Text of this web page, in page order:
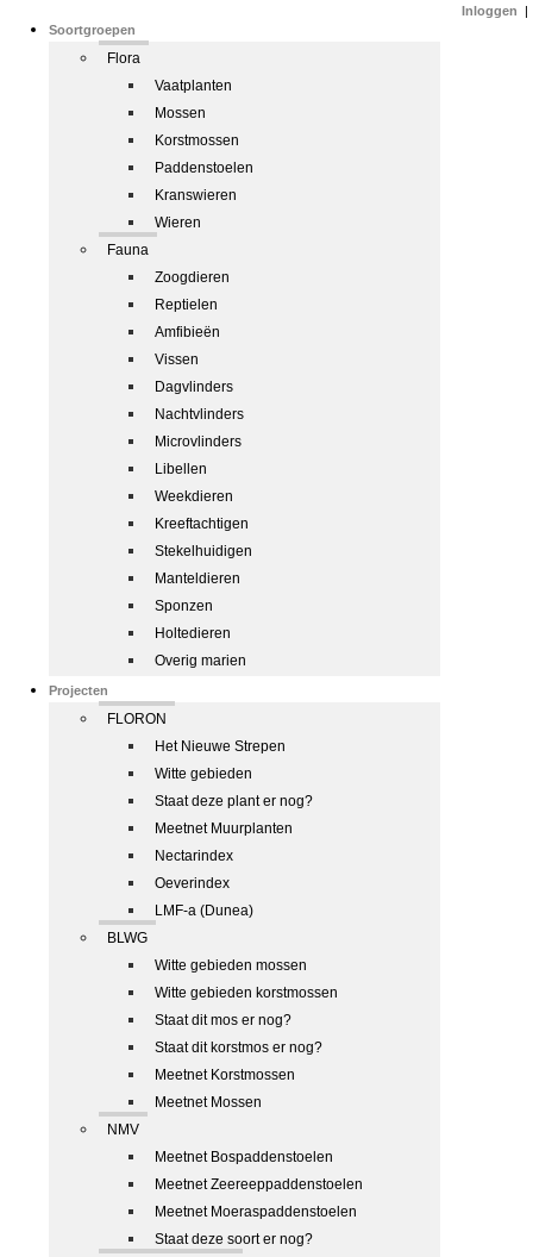
Soortgroepen
Flora
Vaatplanten
Mossen
Korstmossen
Paddenstoelen
Kranswieren
Wieren
Fauna
Zoogdieren
Reptielen
Amfibieën
Vissen
Dagvlinders
Nachtvlinders
Microvlinders
Libellen
Weekdieren
Kreeftachtigen
Stekelhuidigen
Manteldieren
Sponzen
Holtedieren
Overig marien
Projecten
FLORON
Het Nieuwe Strepen
Witte gebieden
Staat deze plant er nog?
Meetnet Muurplanten
Nectarindex
Oeverindex
LMF-a (Dunea)
BLWG
Witte gebieden mossen
Witte gebieden korstmossen
Staat dit mos er nog?
Staat dit korstmos er nog?
Meetnet Korstmossen
Meetnet Mossen
NMV
Meetnet Bospaddenstoelen
Meetnet Zeereeppaddenstoelen
Meetnet Moeraspaddenstoelen
Staat deze soort er nog?
Inloggen |